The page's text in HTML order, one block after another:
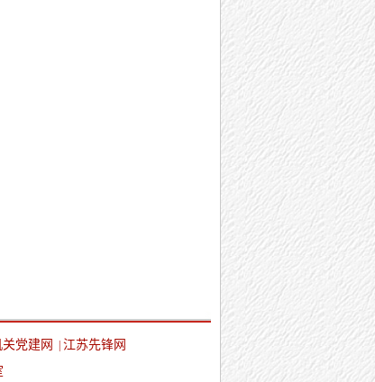
党建网
江苏先锋网